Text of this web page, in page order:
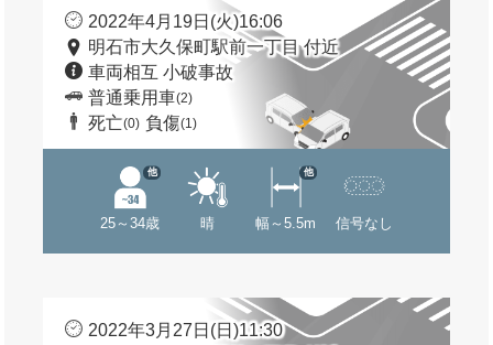
2022年4月19日(火)16:06
明石市大久保町駅前一丁目 付近
車両相互 小破事故
普通乗用車(2)
死亡(0) 負傷(1)
25～34歳
他
晴 幅～5.5m
他
信号なし
2022年3月27日(日)11:30